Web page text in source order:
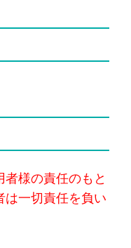
様の責任のもと
は一切責任を負い